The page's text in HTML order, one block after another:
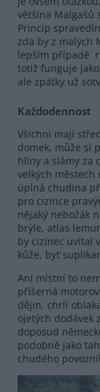
většina Malgašů
Princip
zda by z malých
lepším případě
totiž funguje
ale zpátky už
Každodennost
Všichni mají
domek, může si
hlíny a slámy za
velkých městech
úplná chudina
pro cizince
nějaký nebožák
brýle, atlas
by cizinec uvítal
kůže, byť
Ani místní to
příšerná
dějin, chrlí
ojetých dodávek
doposud
podobně jako
chudého